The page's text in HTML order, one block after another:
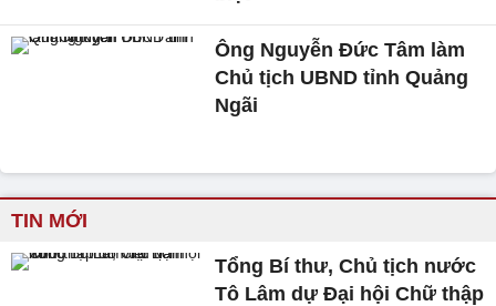
Ông Nguyễn Đức Tâm làm
Chủ tịch UBND tỉnh Quảng
Ngãi
TIN MỚI
Tổng Bí thư, Chủ tịch nước
Tô Lâm dự Đại hội Chữ thập